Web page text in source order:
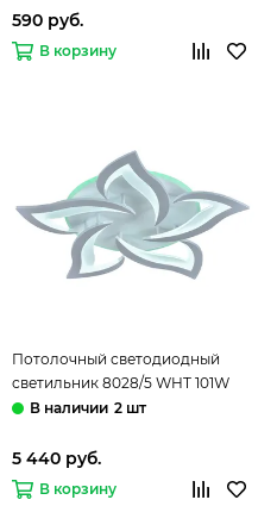
590 руб.
В корзину
Потолочный светодиодный
светильник 8028/5 WHT 101W
RGB белый Profit Light
2 шт
5 440 руб.
В корзину